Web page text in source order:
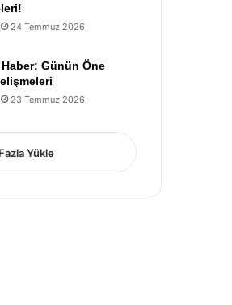
24 Temmuz 2026
Günün Öne
23 Temmuz 2026
Yükle